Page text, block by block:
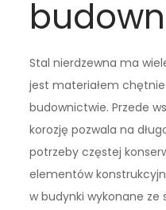
Stal nierdzewna ma
jest materiałem
budownictwie. Przede
korozję pozwala na
potrzeby częstej
elementów
w budynki wykonane